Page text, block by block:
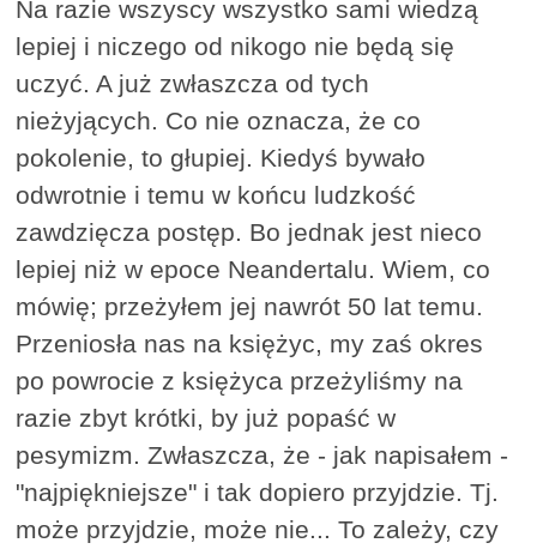
Na razie wszyscy wszystko sami wiedzą
lepiej i niczego od nikogo nie będą się
uczyć. A już zwłaszcza od tych
nieżyjących. Co nie oznacza, że co
pokolenie, to głupiej. Kiedyś bywało
odwrotnie i temu w końcu ludzkość
zawdzięcza postęp. Bo jednak jest nieco
lepiej niż w epoce Neandertalu. Wiem, co
mówię; przeżyłem jej nawrót 50 lat temu.
Przeniosła nas na księżyc, my zaś okres
po powrocie z księżyca przeżyliśmy na
razie zbyt krótki, by już popaść w
pesymizm. Zwłaszcza, że - jak napisałem -
"najpiękniejsze" i tak dopiero przyjdzie. Tj.
może przyjdzie, może nie... To zależy, czy